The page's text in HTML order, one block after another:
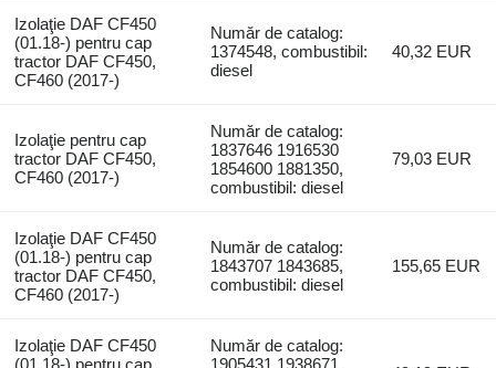
Izolaţie DAF CF450
(01.18-) pentru cap
tractor DAF CF450,
CF460 (2017-)
Număr de catalog:
1374548, combustibil:
diesel
40,32 EUR
Izolaţie pentru cap
tractor DAF CF450,
CF460 (2017-)
Număr de catalog:
1837646 1916530
1854600 1881350,
combustibil: diesel
79,03 EUR
Izolaţie DAF CF450
(01.18-) pentru cap
tractor DAF CF450,
CF460 (2017-)
Număr de catalog:
1843707 1843685,
combustibil: diesel
155,65 EUR
Izolaţie DAF CF450
(01.18-) pentru cap
Număr de catalog:
1905431 1938671